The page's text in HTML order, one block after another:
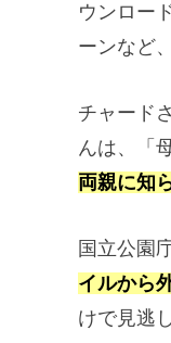
ウンロー
ーンなど
チャード
んは、「
両親に知
国立公園
イルから
けで見逃